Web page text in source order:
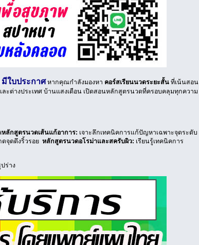
ใบประกาศหากคุณกำลังมองหา คอร์สเรียนนวดระยะสั้นที่เน้นสอน
ะต่างประเทศ บ้านแสงเดือน เปิดสอนหลักสูตรนวดที่ครอบคลุมทุกความ
หลักสูตรนวดเส้นแก้อาการ: เจาะลึกเทคนิคการแก้ปัญหาเฉพาะจุดระดับ
ดจุดดึงริ้วรอย หลักสูตรนวดอโรม่าและสครับผิว: เรียนรู้เทคนิคการ
ร่าง